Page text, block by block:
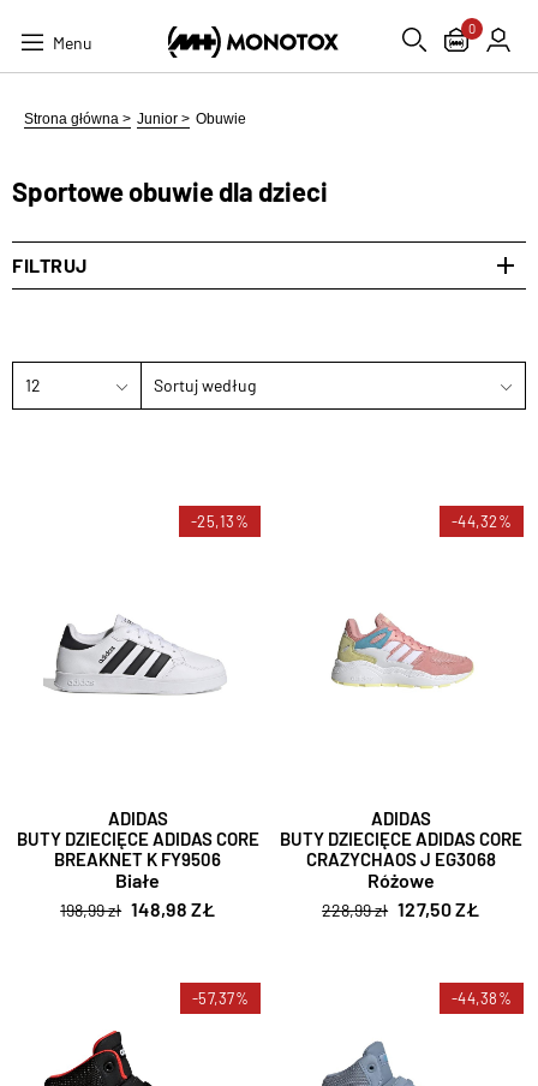
Menu
0
Strona główna > Junior > Obuwie
Sportowe obuwie dla dzieci
FILTRUJ
12 Sortuj według
-25,13%
ADIDAS
BUTY DZIECIĘCE ADIDAS CORE
BREAKNET K FY9506
Białe
198,99 zł 148,98 ZŁ
-44,32%
ADIDAS
BUTY DZIECIĘCE ADIDAS CORE
CRAZYCHAOS J EG3068
Różowe
228,99 zł 127,50 ZŁ
-57,37% -44,38%